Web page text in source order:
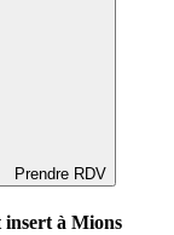
Prendre RDV
insert à Mions